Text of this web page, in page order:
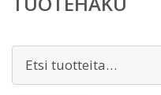
Etsi: